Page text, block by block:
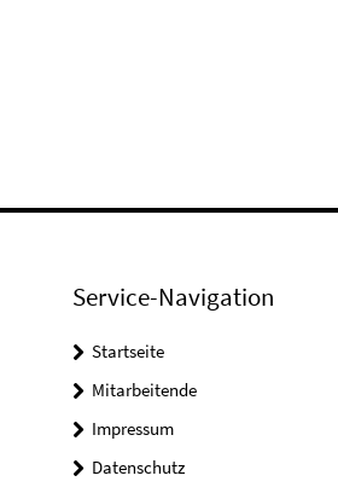
Service-Navigation
Startseite
Mitarbeitende
Impressum
Datenschutz